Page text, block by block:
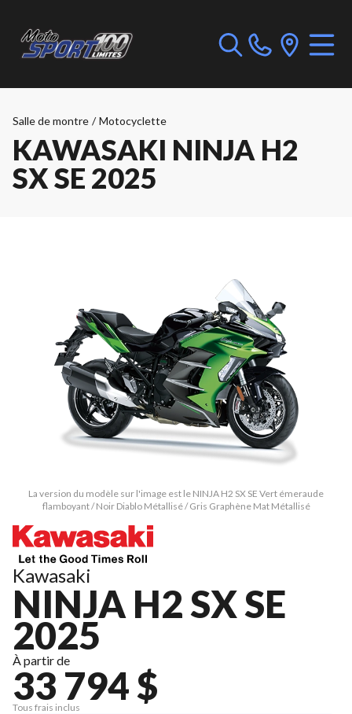
Salle de montre / Motocyclette
KAWASAKI NINJA H2
SX SE 2025
La version du modèle sur l'image est le NINJA H2 SX SE Vert émeraude
flamboyant / Noir Diablo Métallisé / Gris Graphène Mat Métallisé
Kawasaki
NINJA H2 SX SE
2025
À partir de
33 794 $
Tous frais inclus